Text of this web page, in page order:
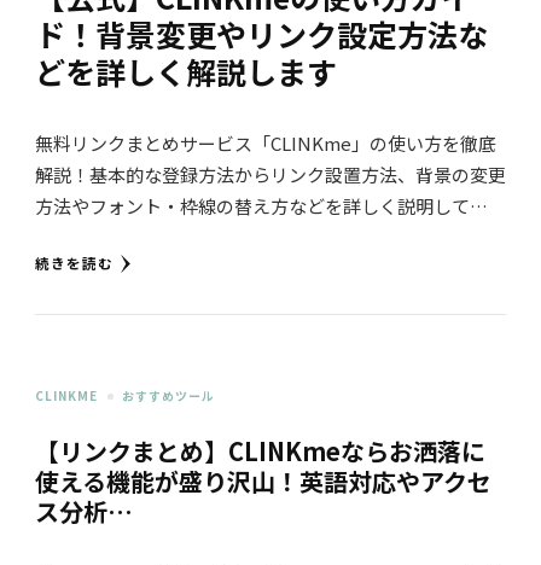
ド！背景変更やリンク設定方法な
どを詳しく解説します
無料リンクまとめサービス「CLINKme」の使い方を徹底
解説！基本的な登録方法からリンク設置方法、背景の変更
方法やフォント・枠線の替え方などを詳しく説明して…
続きを読む
CLINKME おすすめツール
【リンクまとめ】CLINKmeならお洒落に
使える機能が盛り沢山！英語対応やアクセ
ス分析…